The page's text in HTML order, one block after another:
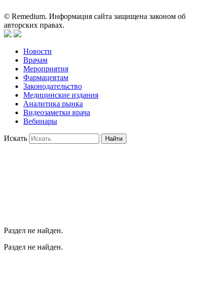
© Remedium. Информация сайта защищена законом об
авторских правах.
Новости
Врачам
Мероприятия
Фармацевтам
Законодательство
Медицинские издания
Аналитика рынка
Видеозаметки врача
Вебинары
Искать Найти
Раздел не найден.
Раздел не найден.